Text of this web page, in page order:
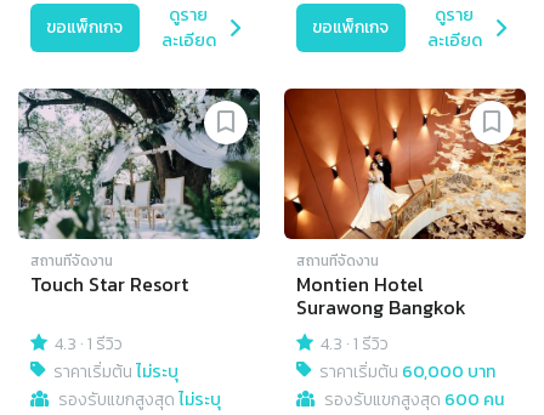
ขอแพ็กเกจ
ดูราย
ละเอียด
ขอแพ็กเกจ
ดูราย
ละเอียด
สถานที่จัดงาน
Touch Star Resort
4.3 ·1 รีวิว
ราคาเริ่มต้นไม่ระบุ
รองรับแขกสูงสุดไม่ระบุ
สถานที่จัดงาน
Montien Hotel
Surawong Bangkok
4.3 ·1 รีวิว
ราคาเริ่มต้น 60,000 บาท
รองรับแขกสูงสุด 600 คน